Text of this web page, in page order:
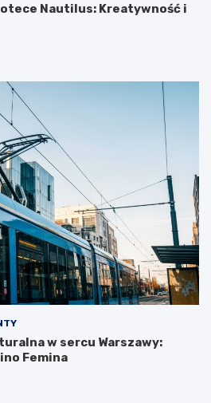
Nautilus: Kreatywność i
w sercu Warszawy:
Femina